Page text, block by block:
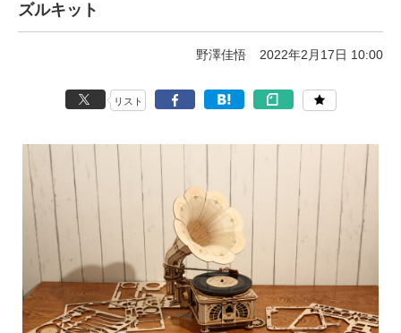
ズルキット
野澤佳悟 2022年2月17日 10:00
リスト